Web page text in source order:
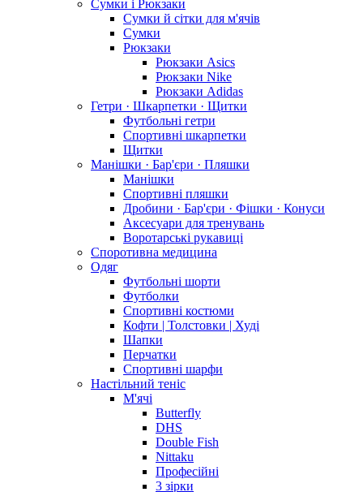
Сумки і Рюкзаки
Сумки й сітки для м'ячів
Сумки
Рюкзаки
Рюкзаки Asics
Рюкзаки Nike
Рюкзаки Adidas
Гетри · Шкарпетки · Щитки
Футбольні гетри
Спортивні шкарпетки
Щитки
Манішки · Бар'єри · Пляшки
Манішки
Спортивні пляшки
Дробини · Бар'єри · Фішки · Конуси
Аксесуари для тренувань
Воротарські рукавиці
Споротивна медицина
Одяг
Футбольні шорти
Футболки
Спортивні костюми
Кофти | Толстовки | Худі
Шапки
Перчатки
Спортивні шарфи
Настільний теніс
М'ячі
Butterfly
DHS
Double Fish
Nittaku
Професійні
3 зірки